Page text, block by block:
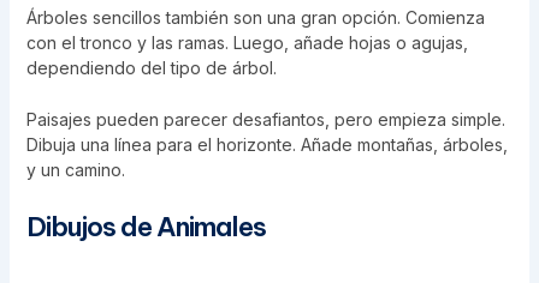
Árboles sencillos también son una gran opción. Comienza
con el tronco y las ramas. Luego, añade hojas o agujas,
dependiendo del tipo de árbol.
Paisajes pueden parecer desafiantos, pero empieza simple.
Dibuja una línea para el horizonte. Añade montañas, árboles,
y un camino.
Dibujos de Animales